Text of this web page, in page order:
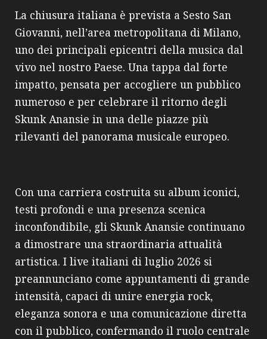
La chiusura italiana è prevista a Sesto San
Giovanni, nell’area metropolitana di Milano,
uno dei principali epicentri della musica dal
vivo nel nostro Paese. Una tappa dal forte
impatto, pensata per accogliere un pubblico
numeroso e per celebrare il ritorno degli
Skunk Anansie in una delle piazze più
rilevanti del panorama musicale europeo.
Con una carriera costruita su album iconici,
testi profondi e una presenza scenica
inconfondibile, gli Skunk Anansie continuano
a dimostrare una straordinaria attualità
artistica. I live italiani di luglio 2026 si
preannunciano come appuntamenti di grande
intensità, capaci di unire energia rock,
eleganza sonora e una comunicazione diretta
con il pubblico, confermando il ruolo centrale